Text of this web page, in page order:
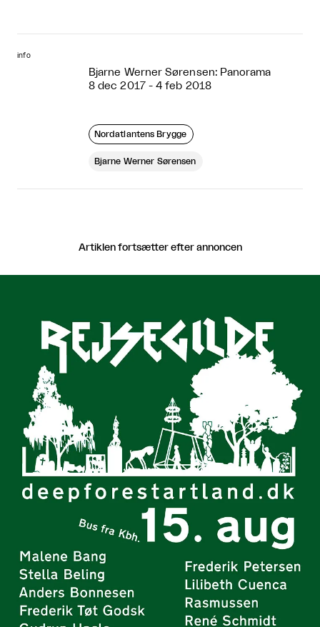
info
Bjarne Werner Sørensen: Panorama
8 dec 2017 - 4 feb 2018
Nordatlantens Brygge
Bjarne Werner Sørensen
Artiklen fortsætter efter annoncen